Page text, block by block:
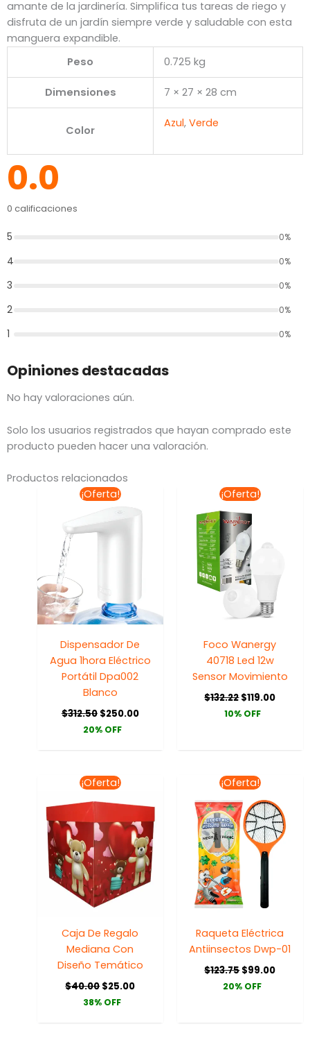
amante de la jardinería. Simplifica tus tareas de riego y
disfruta de un jardín siempre verde y saludable con esta
manguera expandible.
Peso
0.725 kg
Dimensiones 7 × 27 × 28 cm
Color
Azul, Verde
0.0
0 calificaciones
5 0%
4 0%
3 0%
2 0%
1 0%
Opiniones destacadas
No hay valoraciones aún.
Solo los usuarios registrados que hayan comprado este
producto pueden hacer una valoración.
Productos relacionados
¡Oferta!
Dispensador De
Agua 1hora Eléctrico
Portátil Dpa002
Blanco
$312.50
El
precio
original
era:
$312.50.
$250.00
actual
20% OFF
¡Oferta!
Foco Wanergy
40718 Led 12w
Sensor Movimiento
$132.22
El
precio
original
era:
$132.22.
$119.00
10% OFF
¡Oferta!
Caja De Regalo
Mediana Con
Diseño Temático
$40.00
El
precio
original
$40.00.
$25.00
actual
$25.00.
38% OFF
¡Oferta!
Raqueta Eléctrica
Antiinsectos Dwp-01
$123.75
El
precio
original
era:
$123.75.
$99.00
actual
es:
20% OFF